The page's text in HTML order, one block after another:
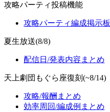
攻略パーティ投稿機能
攻略パーティ編成掲示板
夏生放送(8/8)
配信日/発表内容まとめ
天上劇団もぐら座復刻(~8/14)
攻略/報酬まとめ
効率周回/編成例まとめ